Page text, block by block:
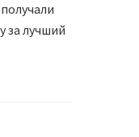
за лучший